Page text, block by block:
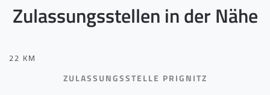
Zulassungsstellen in der Nähe
22 KM
ZULASSUNGSSTELLE PRIGNITZ